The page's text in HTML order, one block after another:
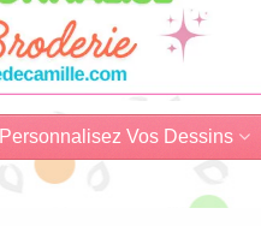
Personnalisez Vos Dessins